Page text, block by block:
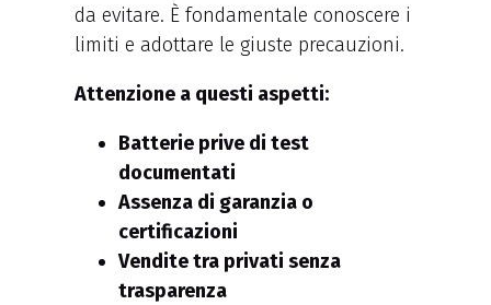
da evitare. È fondamentale conoscere i
limiti e adottare le giuste precauzioni.
Attenzione a questi aspetti:
Batterie prive di test
documentati
Assenza di garanzia o
certificazioni
Vendite tra privati senza
trasparenza